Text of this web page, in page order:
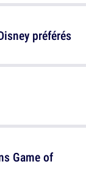
préférés
Game of